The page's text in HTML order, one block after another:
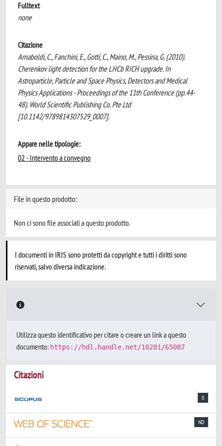
Fulltext
none
Citazione
Arnaboldi, C., Fanchini, E., Gotti, C., Maino, M., Pessina, G. (2010).
Cherenkov light detection for the LHCb RICH upgrade. In
Astroparticle, Particle and Space Physics, Detectors and Medical
Physics Applications - Proceedings of the 11th Conference (pp.44-
48). World Scientific Publishing Co. Pte Ltd
[10.1142/9789814307529_0007].
Appare nelle tipologie:
02 - Intervento a convegno
File in questo prodotto:
Non ci sono file associati a questo prodotto.
I documenti in IRIS sono protetti da copyright e tutti i diritti sono
riservati, salvo diversa indicazione.
Utilizza questo identificativo per citare o creare un link a questo
documento: https://hdl.handle.net/10281/65087
Citazioni
0
ND